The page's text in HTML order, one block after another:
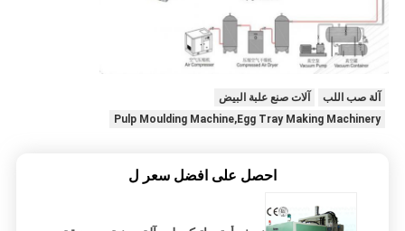
آلة صب اللب
آلات صنع علبة البيض
Pulp Moulding Machine,Egg Tray Making Machinery
احصل على افضل سعر ل